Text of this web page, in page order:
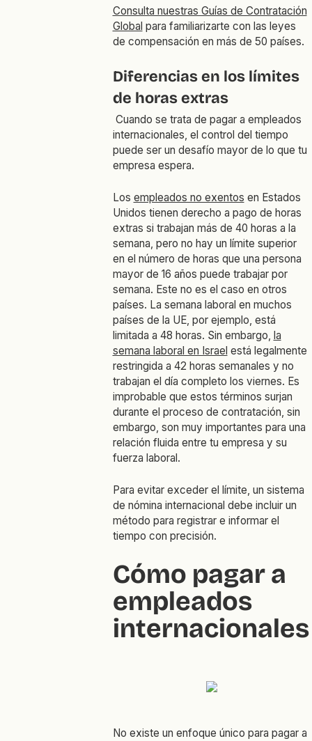
Consulta nuestras Guías de Contratación
Global para familiarizarte con las leyes
de compensación en más de 50 países.
Diferencias en los límites
de horas extras
Cuando se trata de pagar a empleados
internacionales, el control del tiempo
puede ser un desafío mayor de lo que tu
empresa espera.
Los empleados no exentos en Estados
Unidos tienen derecho a pago de horas
extras si trabajan más de 40 horas a la
semana, pero no hay un límite superior
en el número de horas que una persona
mayor de 16 años puede trabajar por
semana. Este no es el caso en otros
países. La semana laboral en muchos
países de la UE, por ejemplo, está
limitada a 48 horas. Sin embargo, la
semana laboral en Israel está legalmente
restringida a 42 horas semanales y no
trabajan el día completo los viernes. Es
improbable que estos términos surjan
durante el proceso de contratación, sin
embargo, son muy importantes para una
relación fluida entre tu empresa y su
fuerza laboral.
Para evitar exceder el límite, un sistema
de nómina internacional debe incluir un
método para registrar e informar el
tiempo con precisión.
Cómo pagar a
empleados
internacionales
No existe un enfoque único para pagar a